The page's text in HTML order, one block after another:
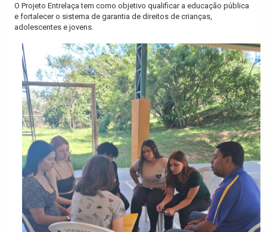
O Projeto Entrelaça tem como objetivo qualificar a educação pública
e fortalecer o sistema de garantia de direitos de crianças,
adolescentes e jovens.